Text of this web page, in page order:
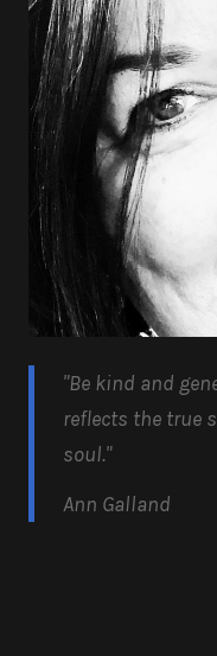
"Be kind and
reflects the true
soul."
Ann Galland